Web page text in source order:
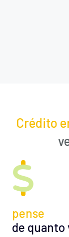
Crédito
pense
de quanto